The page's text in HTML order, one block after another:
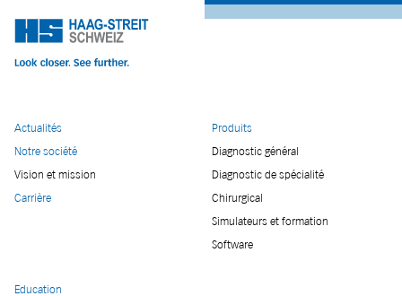
Actualités
Notre société
Vision et mission
Carrière
Produits
Diagnostic général
Diagnostic de spécialité
Chirurgical
Simulateurs et formation
Software
Education